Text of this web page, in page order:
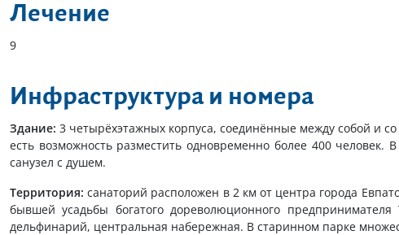
Лечение
9
Инфраструктура и номера
Здание: 3 четырёхэтажных корпуса, соединённые между собой и
есть возможность разместить одновременно более 400
санузел с душем.
Территория: санаторий расположен в 2 км от центра города
бывшей усадьбы богатого дореволюционного
дельфинарий, центральная набережная. В старинном парке